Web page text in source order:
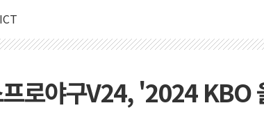
ICT
로야구V24, '2024 KBO